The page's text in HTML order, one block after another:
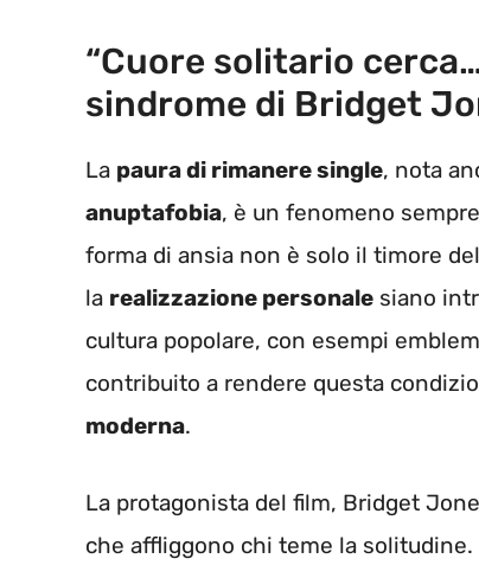
“Cuore solitario
sindrome di Bridget
La paura di rimanere single, nota
anuptafobia, è un fenomeno
forma di ansia non è solo il timore
la realizzazione personale siano
cultura popolare, con esempi
contribuito a rendere questa
moderna.
La protagonista del film, Bridget
che affliggono chi teme la